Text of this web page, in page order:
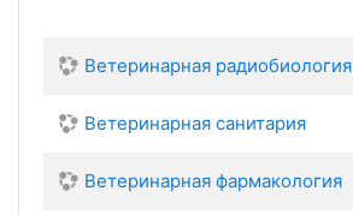
Ветеринарная радиобиология
Ветеринарная санитария
Ветеринарная фармакология